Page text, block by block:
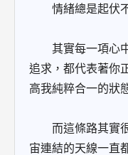
情緒總是起伏不
其實每一項心中
追求，都代表著你
高我純粹合一的狀
而這條路其實很
宙連結的天線一直